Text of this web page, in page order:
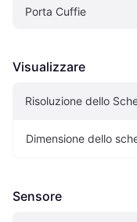
Porta Cuffie
Visualizzare
Risoluzione dello
Dimensione dello
Sensore